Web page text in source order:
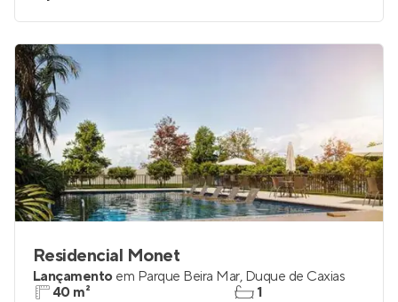
Residencial Monet
Lançamento em Parque Beira Mar, Duque de Caxias
40 m²
1